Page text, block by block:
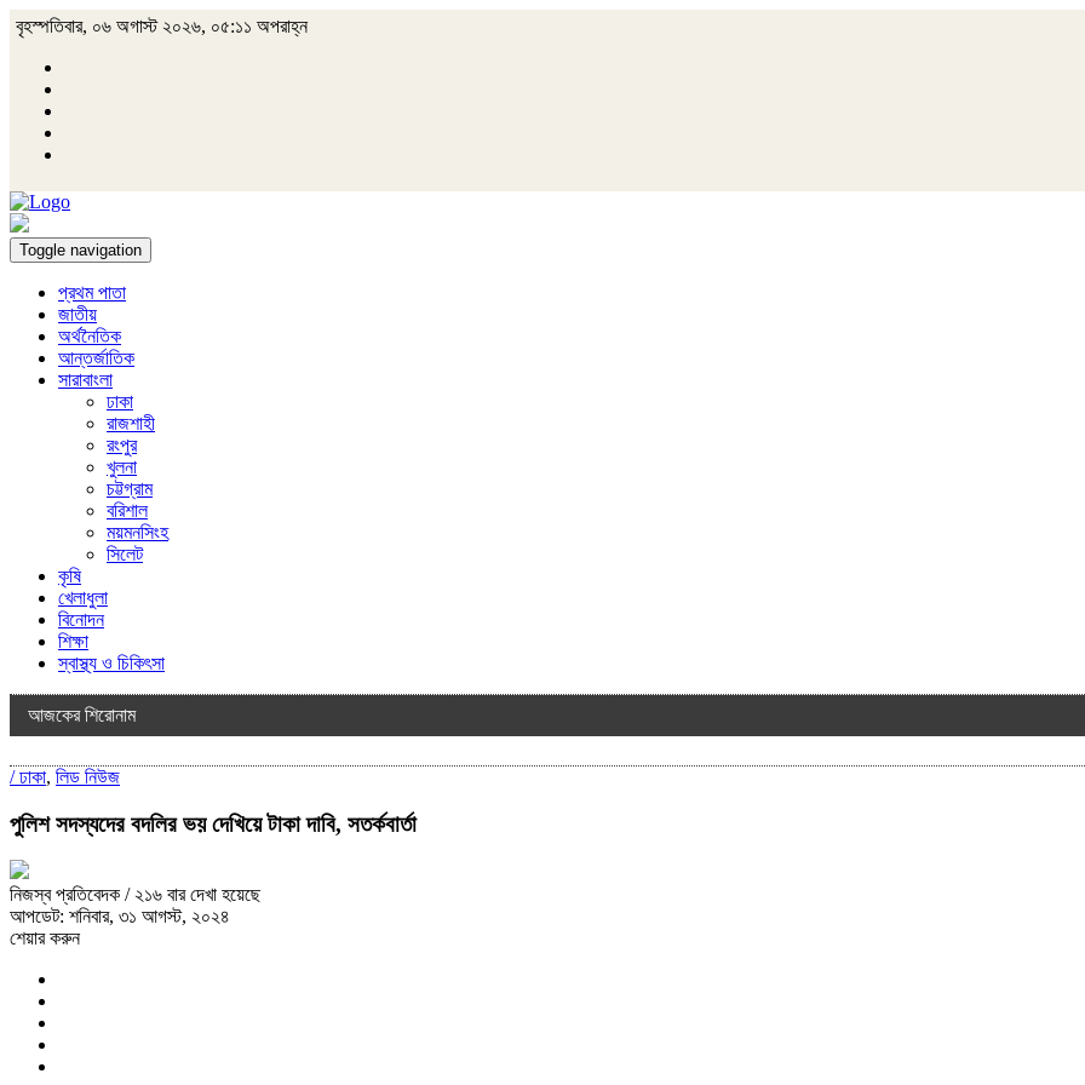
বৃহস্পতিবার, ০৬ অগাস্ট ২০২৬, ০৫:১১ অপরাহ্ন
Toggle navigation
প্রথম পাতা
জাতীয়
অর্থনৈতিক
আন্তর্জাতিক
সারাবাংলা
ঢাকা
রাজশাহী
রংপুর
খুলনা
চট্টগ্রাম
বরিশাল
ময়মনসিংহ
সিলেট
কৃষি
খেলাধুলা
বিনোদন
শিক্ষা
স্বাস্থ্য ও চিকিৎসা
আজকের শিরোনাম
/ঢাকা, লিড নিউজ
পুলিশ সদস্যদের বদলির ভয় দেখিয়ে টাকা দাবি, সতর্কবার্তা
নিজস্ব প্রতিবেদক / ২১৬ বার দেখা হয়েছে
আপডেট: শনিবার, ৩১ আগস্ট, ২০২৪
শেয়ার করুন